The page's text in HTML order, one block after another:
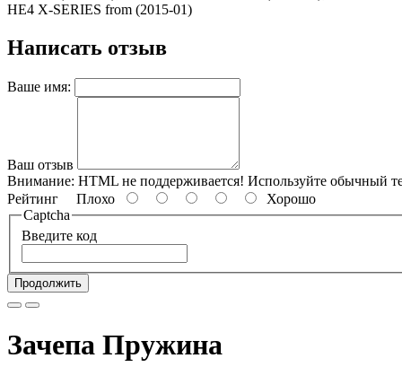
HE4 X-SERIES from (2015-01)
Написать отзыв
Ваше имя:
Ваш отзыв
Внимание: HTML не поддерживается! Используйте обычный
Рейтинг Плохо
Хорошо
Captcha
Введите код
Продолжить
Зачепа Пружина